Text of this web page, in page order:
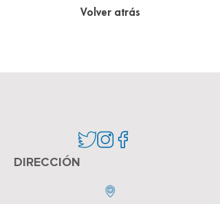
Volver atrás
DIRECCIÓN